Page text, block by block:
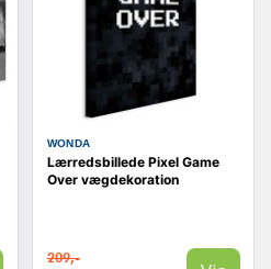
WONDA
Lærredsbillede Pixel Game
Over vægdekoration
209,-